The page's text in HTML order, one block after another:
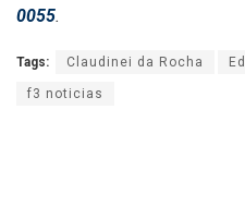
0055.
Tags: Claudinei da Rocha
f3 noticias